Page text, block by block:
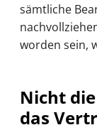
sämtliche
worden sein,
Nicht
das